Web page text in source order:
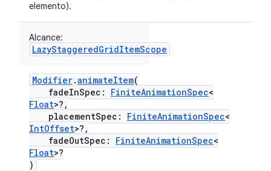
elemento).
Alcance:
LazyStaggeredGridItemScope
Modifier.animateItem(
fadeInSpec: FiniteAnimationSpec<
Float>?,
placementSpec: FiniteAnimationSpec<
IntOffset>?,
fadeOutSpec: FiniteAnimationSpec<
Float>?
)